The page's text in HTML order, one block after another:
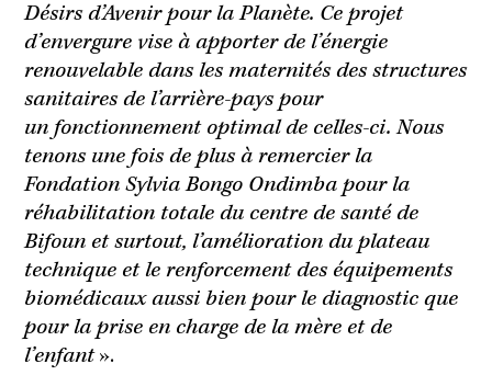
Désirs d’Avenir pour la Planète. Ce projet
d’envergure vise à apporter de l’énergie
renouvelable dans les maternités des structures
sanitaires de l’arrière-pays pour
un fonctionnement optimal de celles-ci. Nous
tenons une fois de plus à remercier la
Fondation Sylvia Bongo Ondimba pour la
réhabilitation totale du centre de santé de
Bifoun et surtout, l’amélioration du plateau
technique et le renforcement des équipements
biomédicaux aussi bien pour le diagnostic que
pour la prise en charge de la mère et de
l’enfant».